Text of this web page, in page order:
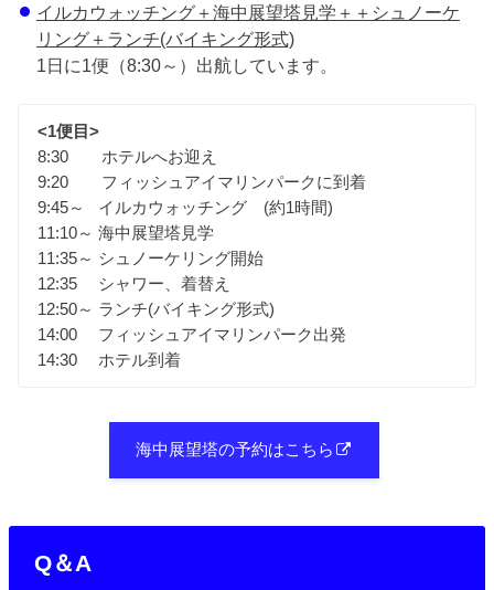
イルカウォッチング＋海中展望塔見学＋＋シュノーケ
リング＋ランチ(バイキング形式)
1日に1便（8:30～）出航しています。
<1便目>
8:30 ホテルへお迎え
9:20 フィッシュアイマリンパークに到着
9:45～ イルカウォッチング (約1時間)
11:10～ 海中展望塔見学
11:35～ シュノーケリング開始
12:35 シャワー、着替え
12:50～ ランチ(バイキング形式)
14:00 フィッシュアイマリンパーク出発
14:30 ホテル到着
海中展望塔の予約はこちら
Q＆A